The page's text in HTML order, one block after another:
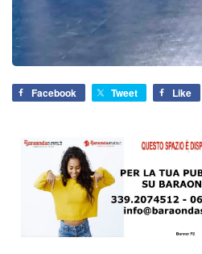
Facebook Tweet Like